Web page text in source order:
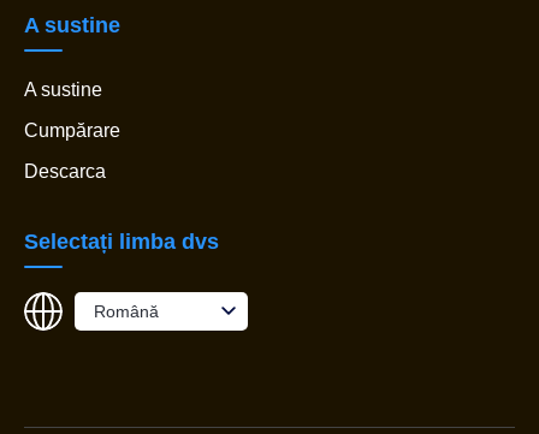
A sustine
A sustine
Cumpărare
Descarca
Selectați limba dvs
Română